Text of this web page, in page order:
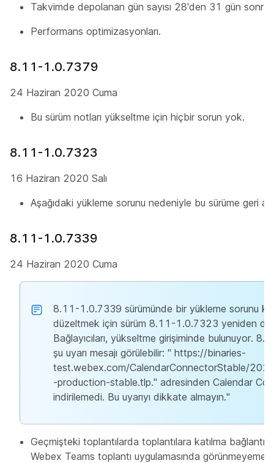
Takvimde depolanan gün sayısı 28'den 31 gün
Performans optimizasyonları.
8.11-1.0.7379
24 Haziran 2020 Cuma
Bu sürüm notları yükseltme için hiçbir sorun yok.
8.11-1.0.7323
16 Haziran 2020 Salı
Aşağıdaki yükleme sorunu nedeniyle bu sürüme geri
8.11-1.0.7339
24 Haziran 2020 Cuma
8.11-1.0.7339 sürümünde bir yükleme sorunu
düzeltmek için sürüm 8.11-1.0.7323 yeniden
Bağlayıcıları, yükseltme girişiminde bulunuyor.
şu uyarı mesajı görülebilir: " https://binaries-
test.webex.com/CalendarConnectorStable/
-production-stable.tlp." adresinden Calendar
indirilemedi. Bu uyarıyı dikkate almayın."
Geçmişteki toplantılarda toplantılara katılma
Webex Teams toplantı uygulamasında